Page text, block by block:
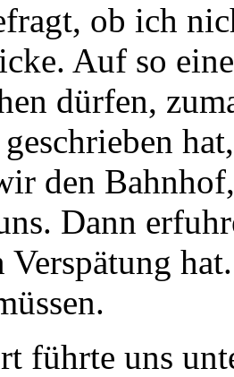
ob ich
Auf so
dürfen,
den
Dann
Verspätung
führte uns